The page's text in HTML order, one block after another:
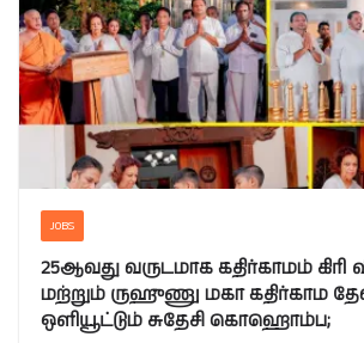
JOBS
25ஆவது வருடமாக கதிர்காமம் கிரி
மற்றும் ருஹுணு மகா கதிர்காம
ஒளியூட்டும் சுதேசி கொஹொம்ப;